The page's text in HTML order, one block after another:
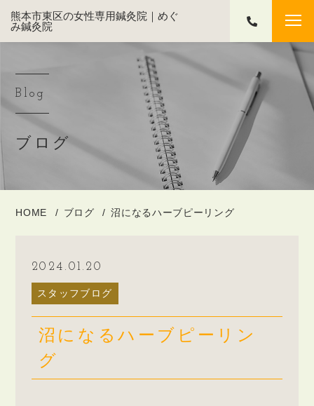
熊本市東区の女性専用鍼灸院｜めぐ
み鍼灸院
Blog
ブログ
HOME ブログ 沼になるハーブピーリング
2024.01.20
スタッフブログ
沼になるハーブピーリン
グ